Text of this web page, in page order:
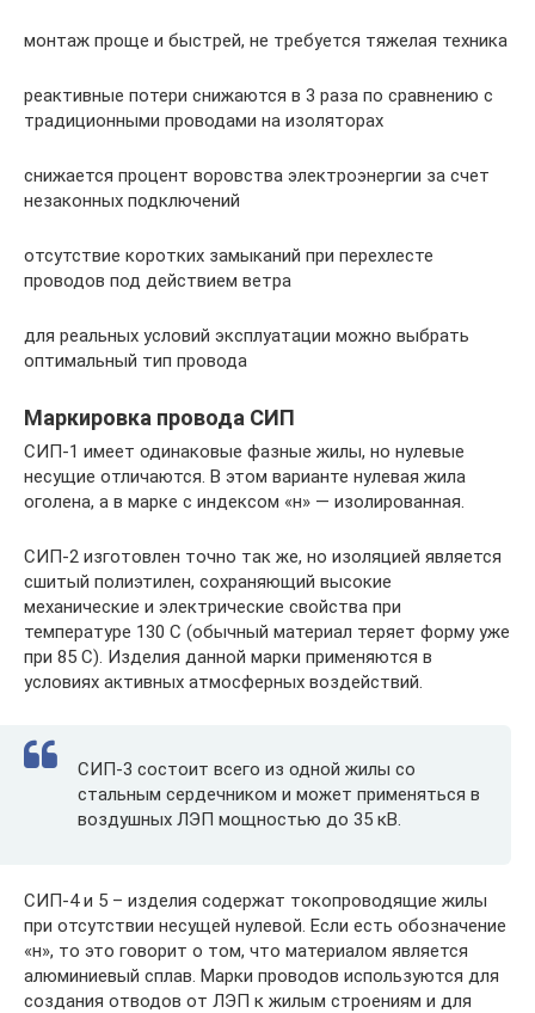
монтаж проще и быстрей, не требуется тяжелая техника
реактивные потери снижаются в 3 раза по сравнению с
традиционными проводами на изоляторах
снижается процент воровства электроэнергии за счет
незаконных подключений
отсутствие коротких замыканий при перехлесте
проводов под действием ветра
для реальных условий эксплуатации можно выбрать
оптимальный тип провода
Маркировка провода СИП
СИП-1 имеет одинаковые фазные жилы, но нулевые
несущие отличаются. В этом варианте нулевая жила
оголена, а в марке с индексом «н» — изолированная.
СИП-2 изготовлен точно так же, но изоляцией является
сшитый полиэтилен, сохраняющий высокие
механические и электрические свойства при
температуре 130 С (обычный материал теряет форму уже
при 85 С). Изделия данной марки применяются в
условиях активных атмосферных воздействий.
СИП-3 состоит всего из одной жилы со
стальным сердечником и может применяться в
воздушных ЛЭП мощностью до 35 кВ.
СИП-4 и 5 – изделия содержат токопроводящие жилы
при отсутствии несущей нулевой. Если есть обозначение
«н», то это говорит о том, что материалом является
алюминиевый сплав. Марки проводов используются для
создания отводов от ЛЭП к жилым строениям и для